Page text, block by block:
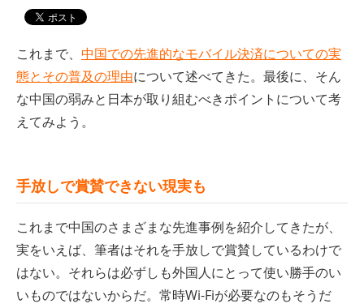
これまで、 中国での先進的なモバイル決済についての実
態とその普及の理由について述べてきた。最後に、そん
な中国の弱みと日本が取り組むべきポイントについて考
えてみよう。
手放しで賞賛できない現実も
これまで中国のさまざまな先進事例を紹介してきたが、
実をいえば、筆者はそれを手放しで賞賛しているわけで
はない。それらは必ずしも外国人にとって使い勝手のい
いものではないからだ。常時Wi-Fiが必要なのもそうだ